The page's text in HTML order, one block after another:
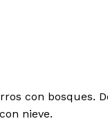
con bosques.
nieve.